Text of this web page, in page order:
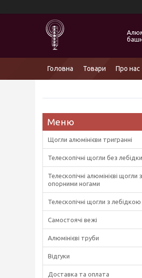
Головна Товари Про нас
Щогли алюмінієви тригранні
Телескопічні щогли без лебідки
Телескопічні алюмінієві щогли з
опорними ногами
Телескопічні щогли з лебідкою
Самостоячі вежі
Алюмінієві труби
Відгуки
Доставка та оплата